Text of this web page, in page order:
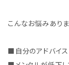
こんなお悩みあり
■自分のアドバイ